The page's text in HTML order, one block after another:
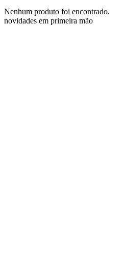
Nenhum produto foi encontrado.
novidades em primeira mão